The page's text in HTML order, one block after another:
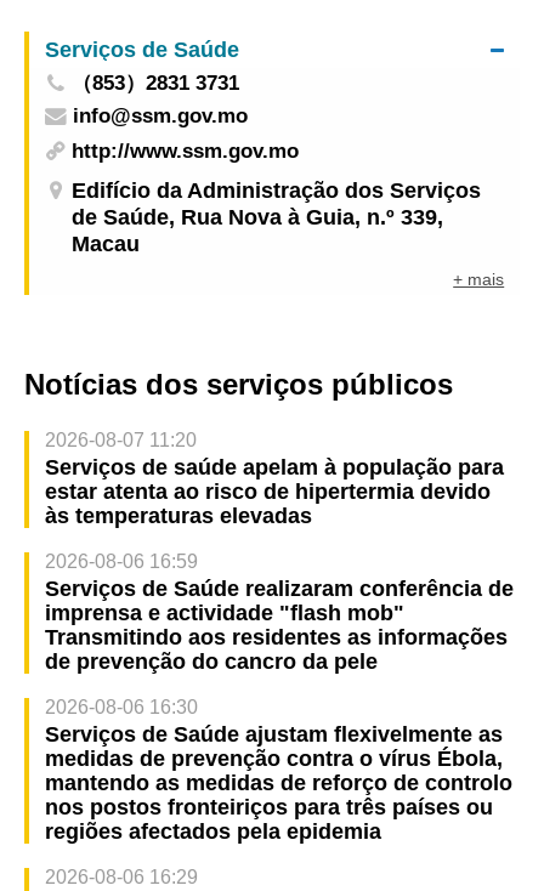
Serviços de Saúde
（853）2831 3731
info@ssm.gov.mo
http://www.ssm.gov.mo
Edifício da Administração dos Serviços
de Saúde, Rua Nova à Guia, n.º 339,
Macau
+ mais
Notícias dos serviços públicos
2026-08-07 11:20
Serviços de saúde apelam à população para
estar atenta ao risco de hipertermia devido
às temperaturas elevadas
2026-08-06 16:59
Serviços de Saúde realizaram conferência de
imprensa e actividade "flash mob"
Transmitindo aos residentes as informações
de prevenção do cancro da pele
2026-08-06 16:30
Serviços de Saúde ajustam flexivelmente as
medidas de prevenção contra o vírus Ébola,
mantendo as medidas de reforço de controlo
nos postos fronteiriços para três países ou
regiões afectados pela epidemia
2026-08-06 16:29